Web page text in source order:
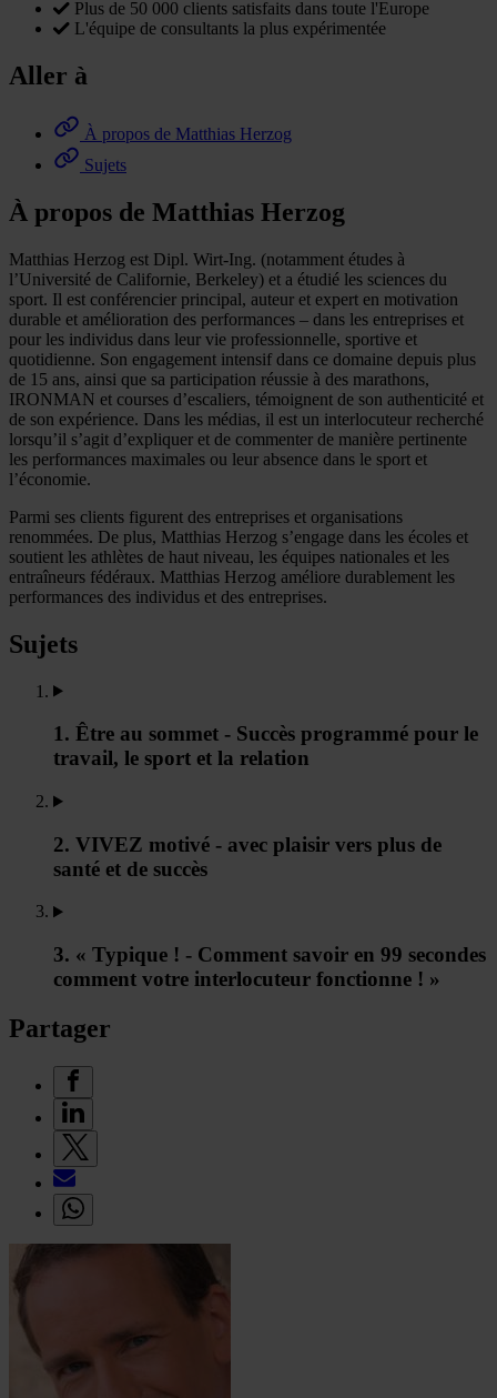
Plus de 50 000 clients satisfaits dans toute l'Europe
L'équipe de consultants la plus expérimentée
Aller à
À propos de Matthias Herzog
Sujets
À propos de Matthias Herzog
Matthias Herzog est Dipl. Wirt-Ing. (notamment études à
l’Université de Californie, Berkeley) et a étudié les sciences du
sport. Il est conférencier principal, auteur et expert en motivation
durable et amélioration des performances – dans les entreprises et
pour les individus dans leur vie professionnelle, sportive et
quotidienne. Son engagement intensif dans ce domaine depuis plus
de 15 ans, ainsi que sa participation réussie à des marathons,
IRONMAN et courses d’escaliers, témoignent de son authenticité et
de son expérience. Dans les médias, il est un interlocuteur recherché
lorsqu’il s’agit d’expliquer et de commenter de manière pertinente
les performances maximales ou leur absence dans le sport et
l’économie.
Parmi ses clients figurent des entreprises et organisations
renommées. De plus, Matthias Herzog s’engage dans les écoles et
soutient les athlètes de haut niveau, les équipes nationales et les
entraîneurs fédéraux. Matthias Herzog améliore durablement les
performances des individus et des entreprises.
Sujets
1. Être au sommet - Succès programmé pour le
travail, le sport et la relation
2. VIVEZ motivé - avec plaisir vers plus de
santé et de succès
3. « Typique ! - Comment savoir en 99 secondes
comment votre interlocuteur fonctionne ! »
Partager